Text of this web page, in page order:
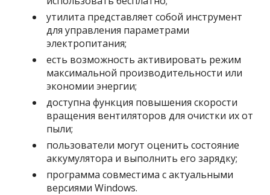
утилита представляет собой инструмент
для управления параметрами
электропитания;
есть возможность активировать режим
максимальной производительности или
экономии энергии;
доступна функция повышения скорости
вращения вентиляторов для очистки их от
пыли;
пользователи могут оценить состояние
аккумулятора и выполнить его зарядку;
программа совместима с актуальными
версиями Windows.